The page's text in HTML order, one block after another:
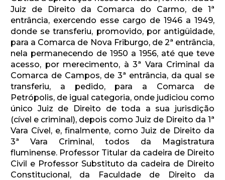
Juiz de Direito da Comarca do Carmo, de 1ª
entrância, exercendo esse cargo de 1946 a 1949,
donde se transferiu, promovido, por antigüidade,
para a Comarca de Nova Friburgo, de 2ª entrância,
nela permanecendo de 1950 a 1956, até que teve
acesso, por merecimento, à 3ª Vara Criminal da
Comarca de Campos, de 3ª entrância, da qual se
transferiu, a pedido, para a Comarca de
Petrópolis, de igual categoria, onde judiciou como
único Juiz de Direito de toda a sua jurisdição
(cível e criminal), depois como Juiz de Direito da 1ª
Vara Cível, e, finalmente, como Juiz de Direito da
3ª Vara Criminal, todos da Magistratura
fluminense. Professor Titular da cadeira de Direito
Civil e Professor Substituto da cadeira de Direito
Constitucional, da Faculdade de Direito da